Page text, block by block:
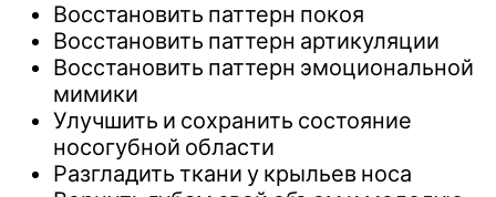
Восстановить паттерн покоя
Восстановить паттерн артикуляции
Восстановить паттерн эмоциональной
мимики
Улучшить и сохранить состояние
носогубной области
Разгладить ткани у крыльев носа